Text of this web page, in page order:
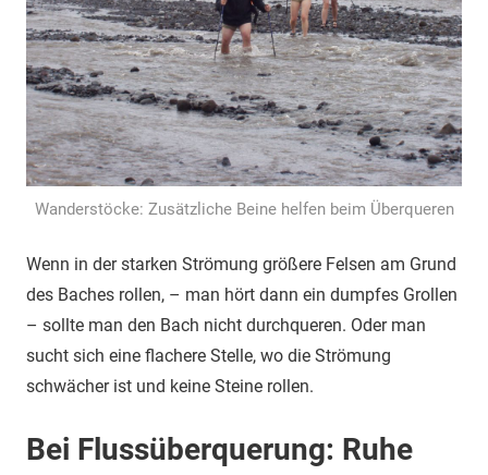
Wanderstöcke: Zusätzliche Beine helfen beim Überqueren
Wenn in der starken Strömung größere Felsen am Grund
des Baches rollen, – man hört dann ein dumpfes Grollen
– sollte man den Bach nicht durchqueren. Oder man
sucht sich eine flachere Stelle, wo die Strömung
schwächer ist und keine Steine rollen.
Bei Flussüberquerung: Ruhe